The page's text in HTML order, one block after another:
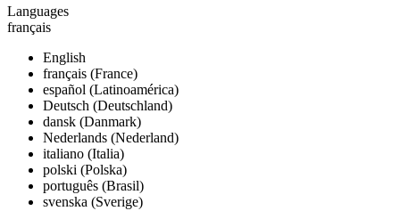
Languages
français
English
français (France)
español (Latinoamérica)
Deutsch (Deutschland)
dansk (Danmark)
Nederlands (Nederland)
italiano (Italia)
polski (Polska)
português (Brasil)
svenska (Sverige)